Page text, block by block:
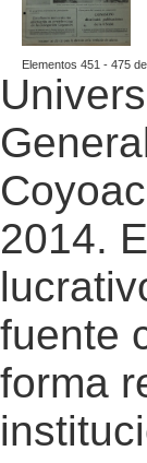
Elementos 451 - 475
2014.
fuente
forma